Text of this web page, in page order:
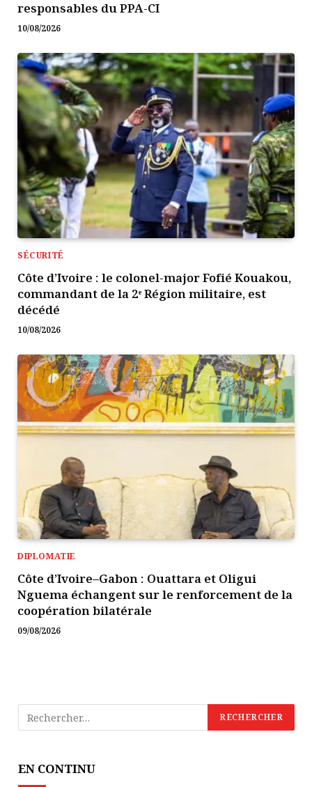
responsables du PPA-CI
10/08/2026
SÉCURITÉ
Côte d’Ivoire : le colonel-major Fofié Kouakou,
commandant de la 2ᵉ Région militaire, est
décédé
10/08/2026
DIPLOMATIE
Côte d’Ivoire–Gabon : Ouattara et Oligui
Nguema échangent sur le renforcement de la
coopération bilatérale
09/08/2026
EN CONTINU